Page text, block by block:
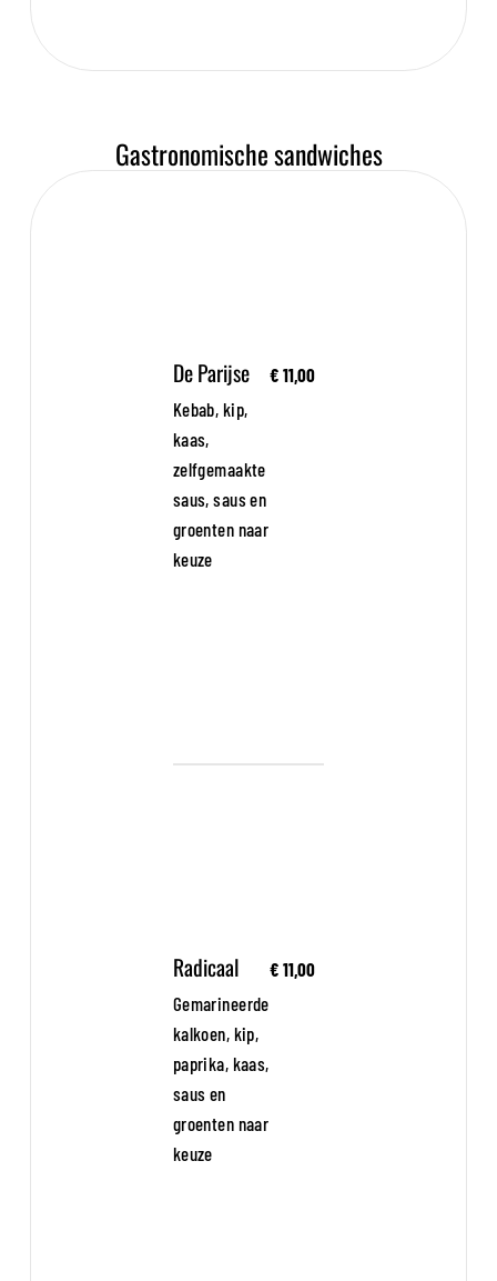
Gastronomische sandwiches
De Parijse
Kebab, kip,
kaas,
zelfgemaakte
saus, saus en
groenten naar
keuze
€ 11,00
Radicaal
Gemarineerde
kalkoen, kip,
paprika, kaas,
saus en
groenten naar
keuze
€ 11,00